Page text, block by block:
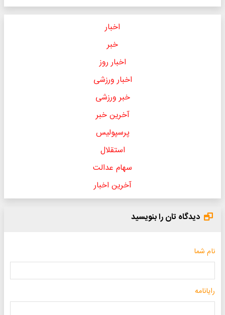
اخبار
خبر
اخبار روز
اخبار ورزشی
خبر ورزشی
آخرین خبر
پرسپولیس
استقلال
سهام عدالت
آخرین اخبار
دیدگاه تان را بنویسید
نام شما
رایانامه